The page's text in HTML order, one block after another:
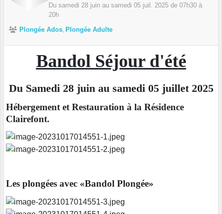
Du samedi 28 juin au samedi 05 juil. 2025 de 07h30 à
20h
Plongée Ados Plongée Adulte
Bandol Séjour d'été
Du Samedi 28 juin au samedi 05 juillet 2025
Hébergement et Restauration à la Résidence
Clairefont.
Les plongées avec «Bandol Plongée»